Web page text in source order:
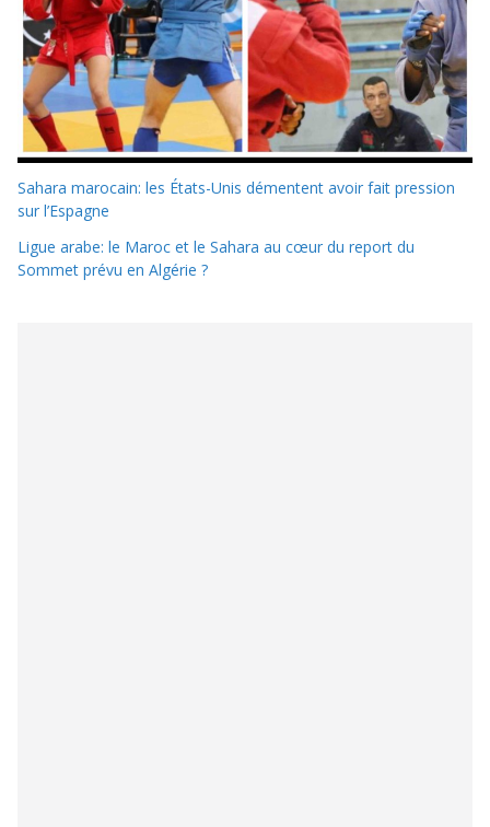
Sahara marocain: les États-Unis démentent avoir fait pression
sur l’Espagne
Ligue arabe: le Maroc et le Sahara au cœur du report du
Sommet prévu en Algérie ?